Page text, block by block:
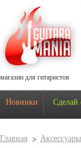
магазин для гитаристов
Новинки Сделай
Главная